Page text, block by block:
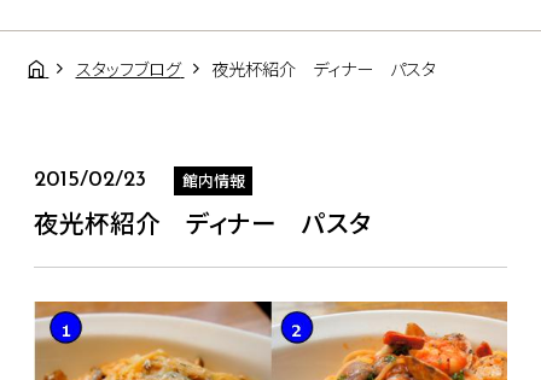
スタッフブログ 夜光杯紹介 ディナー パスタ
2015/02/23 館内情報
夜光杯紹介 ディナー パスタ